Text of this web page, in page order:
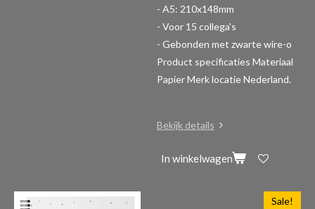
- A5: 210x148mm
- Voor 15 collega's
- Gebonden met zwarte wire-o
Product specificaties Materiaal
Papier Merk locatie Nederland.
Bekijk details
In winkelwagen
Sale!